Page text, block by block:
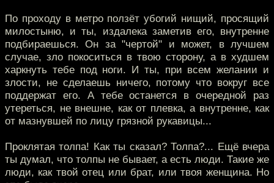
По проходу в метро ползёт убогий нищий, просящий
милостыню, и ты, издалека заметив его, внутренне
подбираешься. Он за "чертой" и может, в лучшем
случае, зло покоситься в твою сторону, а в худшем
харкнуть тебе под ноги. И ты, при всем желании и
злости, не сделаешь ничего, потому что вокруг все
поддержат его. А тебе останется в очередной раз
утереться, не внешне, как от плевка, а внутренне, как
от мазнувшей по лицу грязной рукавицы...
Проклятая толпа! Как ты сказал? Толпа?... Ещё вчера
ты думал, что толпы не бывает, а есть люди. Такие же
люди, как твой отец или брат, или твоя женщина. Но